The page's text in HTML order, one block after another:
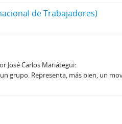
de Trabajadores)
José Carlos Mariátegui:
grupo. Representa, más bien, un